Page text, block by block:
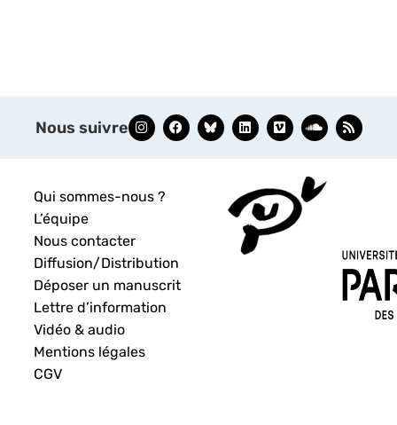
Nous suivre
Qui sommes-nous ?
L’équipe
Nous contacter
Diffusion/Distribution
Déposer un manuscrit
Lettre d’information
Vidéo & audio
Mentions légales
CGV